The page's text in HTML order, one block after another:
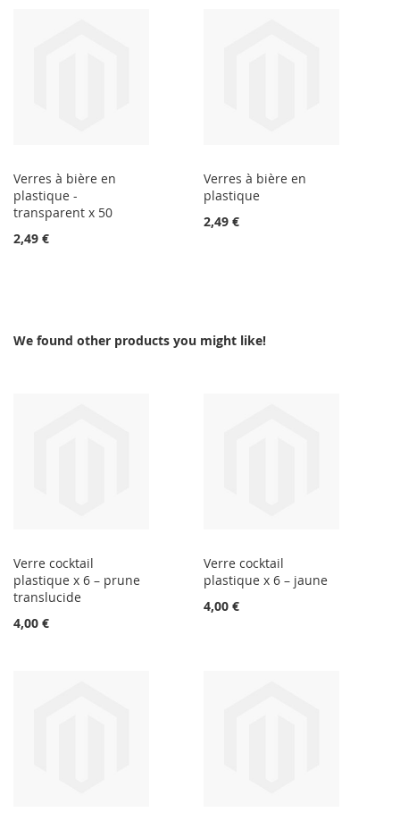
Verres à bière en
plastique -
transparent x 50
2,49 €
Verres à bière en
plastique
2,49 €
We found other products you might like!
Verre cocktail
plastique x 6 – prune
translucide
4,00 €
Verre cocktail
plastique x 6 – jaune
4,00 €